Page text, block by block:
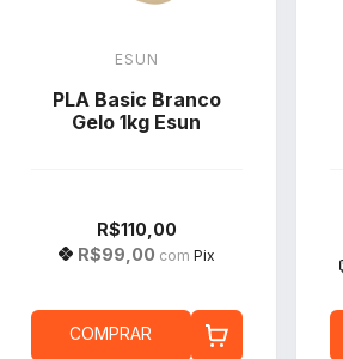
ESUN
PLA Basic Branco
Gelo 1kg Esun
R$110,00
R$99,00 com Pix
COMPRAR